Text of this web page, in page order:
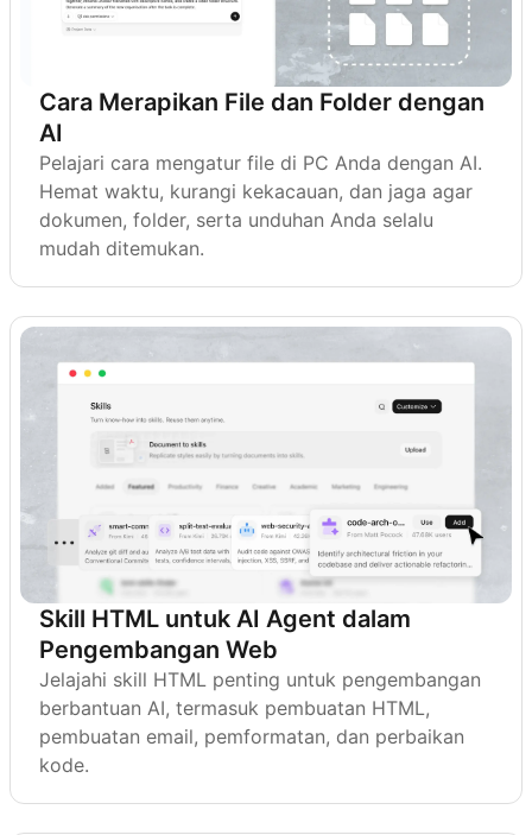
Cara Merapikan File dan Folder dengan
AI
Pelajari cara mengatur file di PC Anda dengan AI.
Hemat waktu, kurangi kekacauan, dan jaga agar
dokumen, folder, serta unduhan Anda selalu
mudah ditemukan.
Skill HTML untuk AI Agent dalam
Pengembangan Web
Jelajahi skill HTML penting untuk pengembangan
berbantuan AI, termasuk pembuatan HTML,
pembuatan email, pemformatan, dan perbaikan
kode.